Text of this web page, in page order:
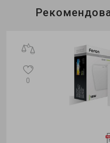
Бренд:Feron
0